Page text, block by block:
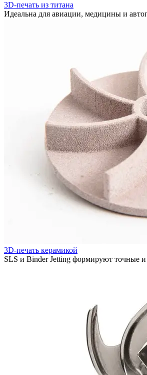
3D-печать из титана
Идеальна для авиации, медицины и
3D-печать керамикой
SLS и Binder Jetting формируют точные